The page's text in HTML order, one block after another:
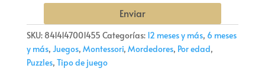
Enviar
SKU: 8414147001455 Categorías: 12 meses y más, 6 meses
y más, Juegos, Montessori, Mordedores, Por edad,
Puzzles, Tipo de juego